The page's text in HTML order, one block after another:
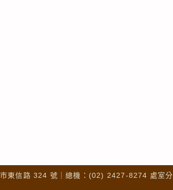
東信路 324 號｜總機：(02) 2427-8274 處室